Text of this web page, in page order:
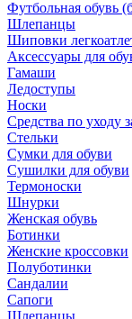
Футбольная обувь
Шлепанцы
Шиповки
Аксессуары для
Гамаши
Ледоступы
Носки
Средства по уходу
Стельки
Сумки для обуви
Сушилки для обуви
Термоноски
Шнурки
Женская обувь
Ботинки
Женские кроссовки
Полуботинки
Сандалии
Сапоги
Шлепанцы